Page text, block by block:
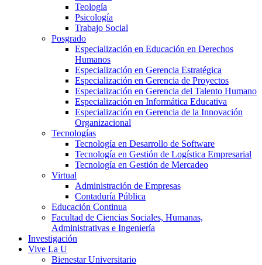
Teología
Psicología
Trabajo Social
Posgrado
Especialización en Educación en Derechos
Humanos
Especialización en Gerencia Estratégica
Especialización en Gerencia de Proyectos
Especialización en Gerencia del Talento Humano
Especialización en Informática Educativa
Especialización en Gerencia de la Innovación
Organizacional
Tecnologías
Tecnología en Desarrollo de Software
Tecnología en Gestión de Logística Empresarial
Tecnología en Gestión de Mercadeo
Virtual
Administración de Empresas
Contaduría Pública
Educación Continua
Facultad de Ciencias Sociales, Humanas,
Administrativas e Ingeniería
Investigación
Vive La U
Bienestar Universitario